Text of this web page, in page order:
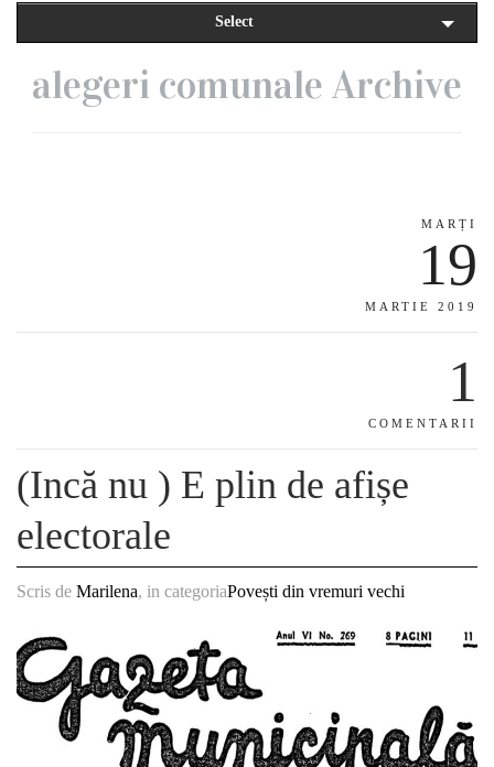
Select
alegeri comunale Archive
MARȚI
19
MARTIE 2019
1
COMENTARII
(Incă nu ) E plin de afișe
electorale
Scris de Marilena, in categoriaPovești din vremuri vechi